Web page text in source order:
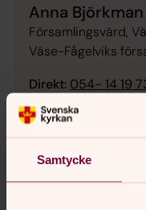
Samtycke
Anna Björkman
Församlingsvärd,
Väse-Fågelviks
Direkt: 054- 14 19